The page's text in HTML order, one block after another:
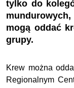
tylko do
mogą oddać
grupy.
Krew można
Regionalnym